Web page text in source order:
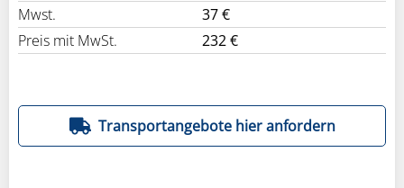
Mwst.
37 €
Preis mit MwSt.
232 €
Transportangebote hier anfordern